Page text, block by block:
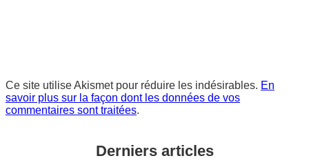
Ce site utilise Akismet pour réduire les indésirables. En
savoir plus sur la façon dont les données de vos
commentaires sont traitées.
Derniers articles